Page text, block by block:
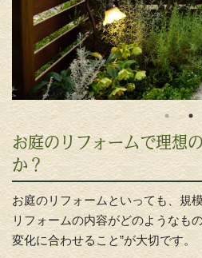
お庭のリフォームで理想
か？
お庭のリフォームといっても、規
リフォームの内容がどのようなも
変化に合わせること”が大切です。